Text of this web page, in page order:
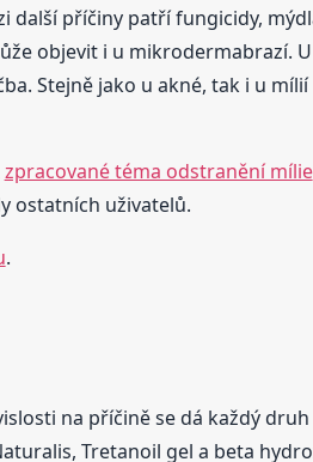
další příčiny patří fungicidy,
objevit i u
Stejně jako u akné, tak i u
zpracované téma odstranění mílie
ostatních uživatelů.
.
na příčině se dá každý
Tretanoil gel a beta